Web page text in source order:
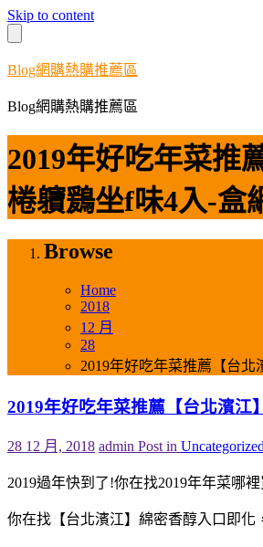
Skip to content
Blog網購熱購推薦區
Blog網購熱購推薦區
2019年好吃年菜推
棬軉鶢坐f味4入-盒
Browse
Home
2018
12 月
28
2019年好吃年菜推薦【台
2019年好吃年菜推薦【台北濱江
28 12 月, 2018 admin Post in Uncategorized
2019過年快到了!你在找2019年年菜哪裡
你在找【台北濱江】綿密香醇入口即